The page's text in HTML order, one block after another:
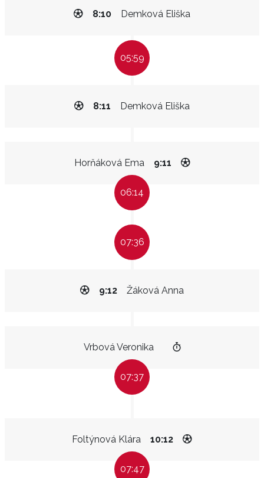
Demková Eliška
8:10
05:59
Demková Eliška
8:11
Horňáková Ema 9:11
06:14
07:36
Žáková Anna
9:12
Vrbová Veronika
07:37
Foltýnová Klára 10:12
07:47